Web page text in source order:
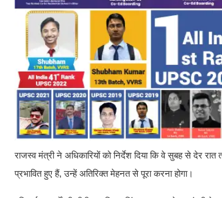
राजस्व मंत्री ने अधिकारियों को निर्देश दिया कि वे सुबह से देर
प्रभावित हुए हैं, उन्हें अतिरिक्त मेहनत से पूरा करना होगा।